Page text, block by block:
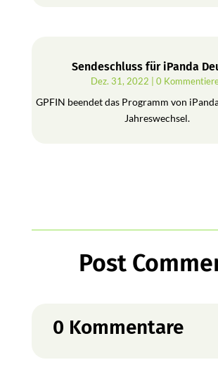
Sendeschluss für iPanda
Dez. 31, 2022 | 0
GPFIN beendet das Programm von
Jahreswechsel.
Post
0 Kommentare